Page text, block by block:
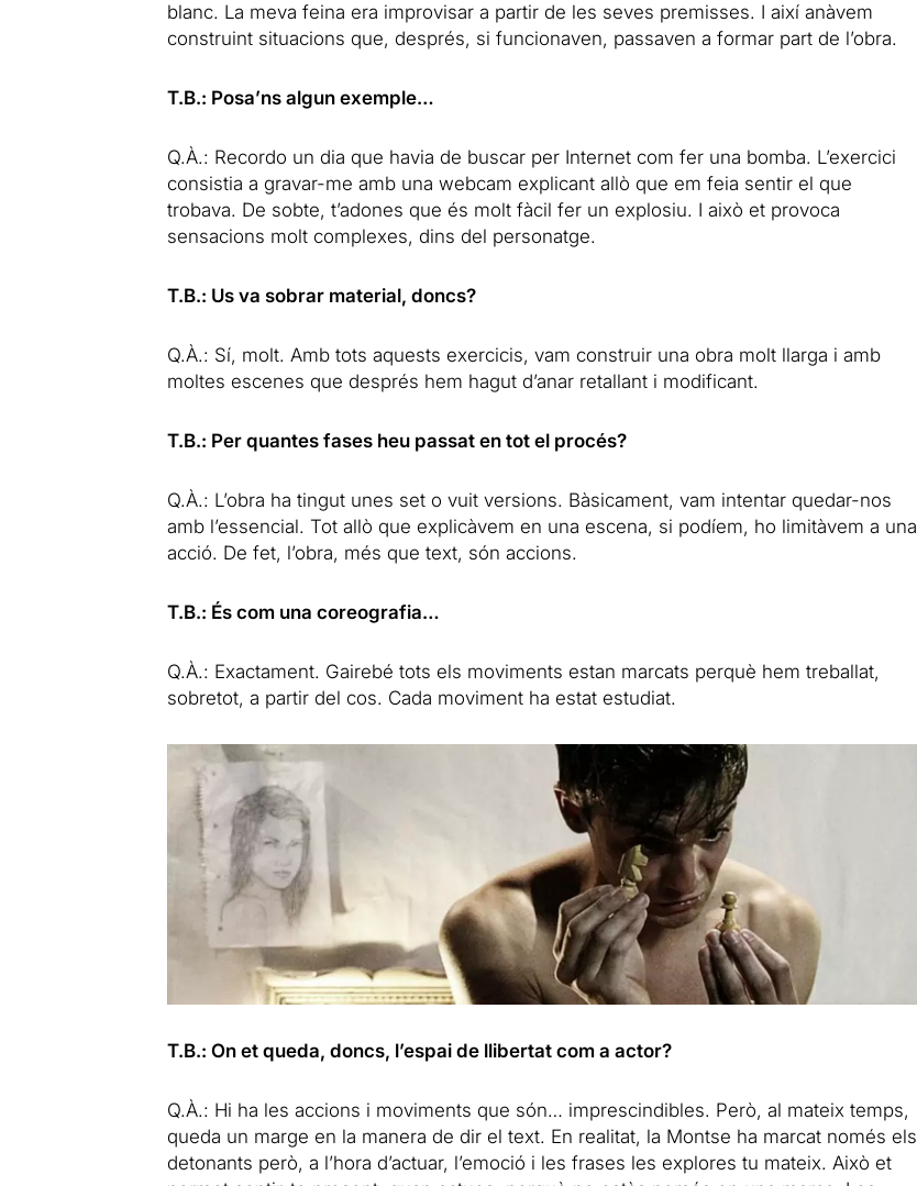
blanc. La meva feina era improvisar a partir de les seves premisses. I així anàvem
construint situacions que, després, si funcionaven, passaven a formar part de l’obra.
T.B.: Posa’ns algun exemple…
Q.À.: Recordo un dia que havia de buscar per Internet com fer una bomba. L’exercici
consistia a gravar-me amb una webcam explicant allò que em feia sentir el que
trobava. De sobte, t’adones que és molt fàcil fer un explosiu. I això et provoca
sensacions molt complexes, dins del personatge.
T.B.: Us va sobrar material, doncs?
Q.À.: Sí, molt. Amb tots aquests exercicis, vam construir una obra molt llarga i amb
moltes escenes que després hem hagut d’anar retallant i modificant.
T.B.: Per quantes fases heu passat en tot el procés?
Q.À.: L’obra ha tingut unes set o vuit versions. Bàsicament, vam intentar quedar-nos
amb l’essencial. Tot allò que explicàvem en una escena, si podíem, ho limitàvem a una
acció. De fet, l’obra, més que text, són accions.
T.B.: És com una coreografia…
Q.À.: Exactament. Gairebé tots els moviments estan marcats perquè hem treballat,
sobretot, a partir del cos. Cada moviment ha estat estudiat.
T.B.: On et queda, doncs, l’espai de llibertat com a actor?
Q.À.: Hi ha les accions i moviments que són… imprescindibles. Però, al mateix temps,
queda un marge en la manera de dir el text. En realitat, la Montse ha marcat només els
detonants però, a l’hora d’actuar, l’emoció i les frases les explores tu mateix. Això et